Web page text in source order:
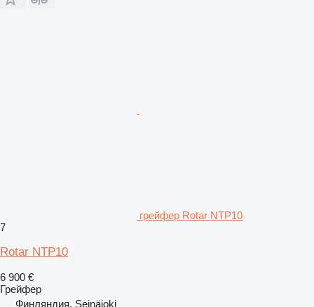
грейфер Rotar NTP10
7
Rotar NTP10
6 900 €
Грейфер
Финляндия, Seinäjoki